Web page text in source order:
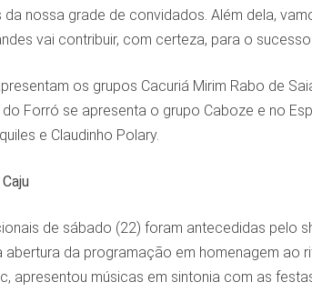
da nossa grade de convidados. Além dela,
vai contribuir, com certeza, para o
os grupos Cacuriá Mirim Rabo de
Forró se apresenta o grupo Caboze e no
e Claudinho Polary.
de sábado (22) foram antecedidas pelo
da programação em homenagem ao
apresentou músicas em sintonia com as